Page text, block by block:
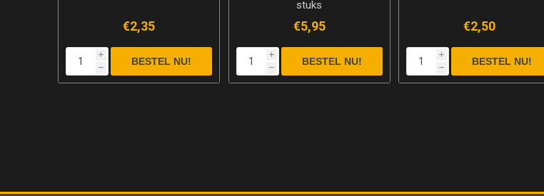
€2,35
i
h
stuks
€5,95
i
h
€2,50
i
h